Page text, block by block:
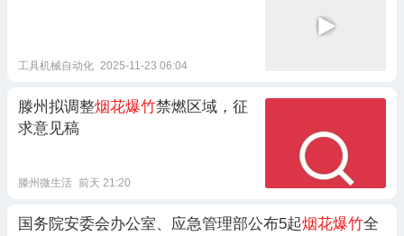
工具机械自动化 2025-11-23 06:04
滕州拟调整烟花爆竹禁燃区域，征
求意见稿
滕州微生活 前天 21:20
国务院安委会办公室、应急管理部公布5起烟花爆竹全